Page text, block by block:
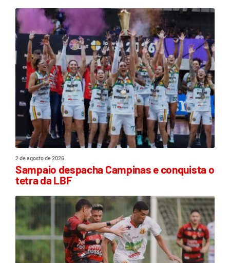
2 de agosto de 2026
Sampaio despacha Campinas e conquista o
tetra da LBF